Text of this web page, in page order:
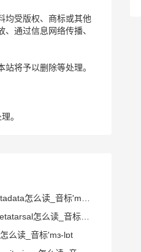
均受版权、商标或其他
通过信息网络传播、
将予以删除等处理。
。
metatarsal是什么意思_metatarsal怎么读_音标ˌmetəˈtɑ-sl
么读_音标'mɜ-lɒt